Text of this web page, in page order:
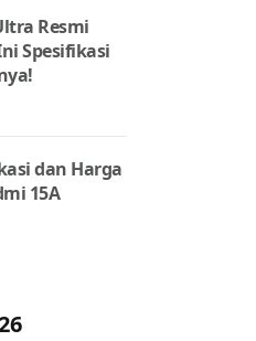
Resmi
Spesifikasi
dan Harga
15A